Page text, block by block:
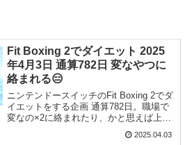
Fit Boxing 2でダイエット 2025
年4月3日 通算782日 変なやつに
絡まれる😑
ニンテンドースイッチのFit Boxing 2でダ
イエットをする企画 通算782日。職場で
変なの×2に絡まれたり、かと思えば上司
×2から感謝されたりとなんだかよくわか
2025.04.03